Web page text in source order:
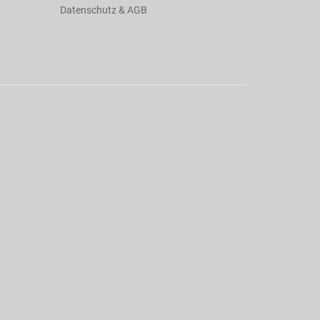
Datenschutz & AGB